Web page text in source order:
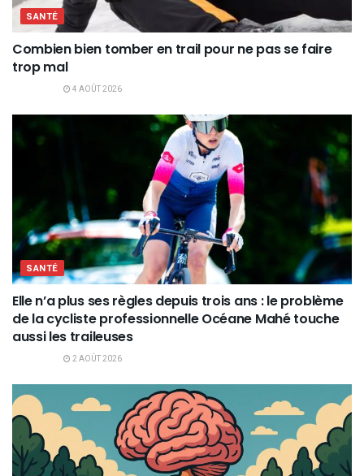
SANTÉ
Combien bien tomber en trail pour ne pas se faire
trop mal
4 AOÛT 2026
SANTÉ
Elle n’a plus ses règles depuis trois ans : le problème
de la cycliste professionnelle Océane Mahé touche
aussi les traileuses
2 AOÛT 2026